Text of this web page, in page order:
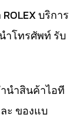
บริการ
ำโทรศัพท์ รับ
นำสินค้าไอที
ะ ของแบ